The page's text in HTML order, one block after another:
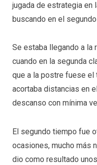
jugada de estrategia en
buscando en el
Se estaba llegando a la
cuando en la segunda
que a la postre fuese el
acortaba distancias en
descanso con mínima
El segundo tiempo fue
ocasiones, mucho más
dio como resultado